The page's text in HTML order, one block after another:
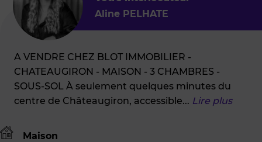
Aline PELHATE
A VENDRE CHEZ BLOT IMMOBILIER -
CHATEAUGIRON - MAISON - 3 CHAMBRES -
SOUS-SOL À seulement quelques minutes du
centre de Châteaugiron, accessible... Lire plus
Maison